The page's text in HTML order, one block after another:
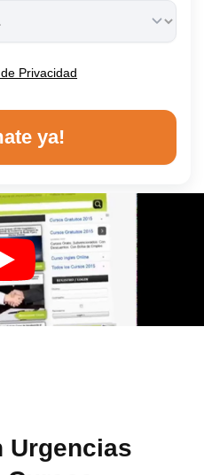
Privacidad
ya!
Urgencias